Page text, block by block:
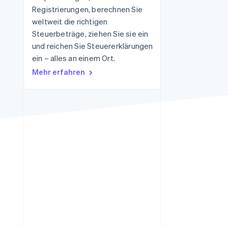
Stripe-Sessions 2026
Erfahren Sie, wie Stripe
Lösungen für die
Wirtschaftsinfrastruktur
Registrierungen, berechnen Sie
weltweit die richtigen
Steuerbeträge, ziehen Sie sie ein
und reichen Sie Steuererklärungen
ein – alles an einem Ort.
Mehr erfahren